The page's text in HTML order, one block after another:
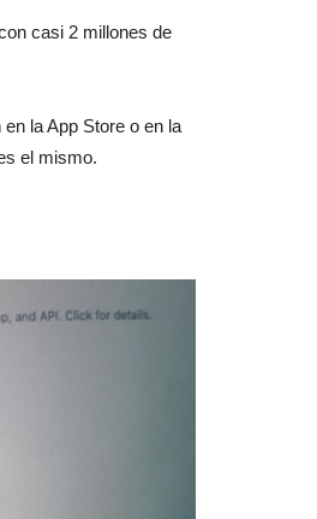
casi 2 millones de
la App Store o en la
el mismo.